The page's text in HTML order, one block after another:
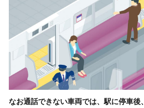
なお通話できない車両では、駅に停車後、